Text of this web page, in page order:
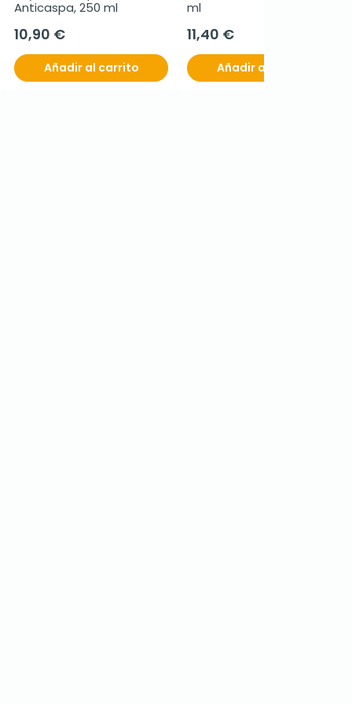
Anticaspa, 250 ml
10,90 €
Añadir al carrito
ml
11,40 €
Añadir al carrito